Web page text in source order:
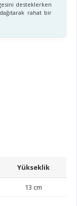
desteklerken
rahat bir
Yükseklik
13 cm